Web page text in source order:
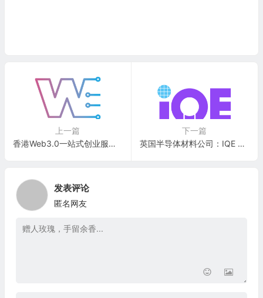
上一篇
香港Web3.0一站式创业服务平台：Web3Labs Global Inc.(MDAT)
下一篇
英国半导体材料公司：IQE plc(IQEPF)
发表评论
匿名网友